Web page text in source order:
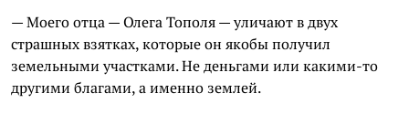
— Моего отца — Олега Тополя — уличают в двух
страшных взятках, которые он якобы получил
земельными участками. Не деньгами или какими-то
другими благами, а именно землей.